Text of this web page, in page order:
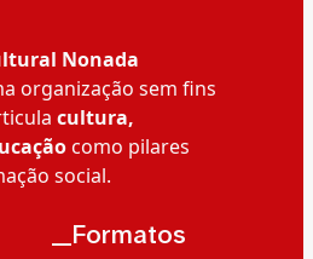
Nonada
organização sem fins
cultura,
como pilares
social.
__Formatos